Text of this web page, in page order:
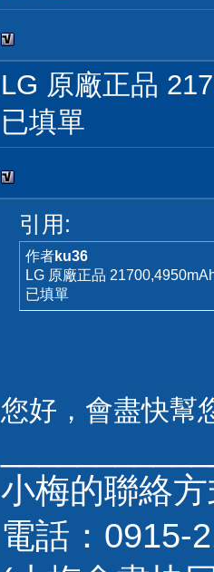
LG 原廠正品
已填單
引用:
作者ku36
LG 原廠正品
已填單
您好，會盡快幫
小梅的聯絡
電話：0915-